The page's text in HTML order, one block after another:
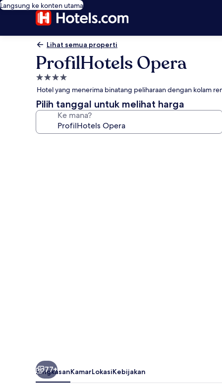
Langsung ke konten utama
Lihat semua properti
ProfilHotels Opera
Properti
bintang
4.0
Hotel yang menerima binatang peliharaan dengan kolam
Pilih tanggal untuk melihat harga
Ke mana?
77+
RingkasanKamarLokasiKebijakan